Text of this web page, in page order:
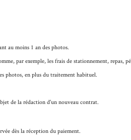
au moins 1 an des photos.
par exemple, les frais de stationnement, repas,
photos, en plus du traitement habituel.
de la rédaction d'un nouveau contrat.
dès la réception du paiement.